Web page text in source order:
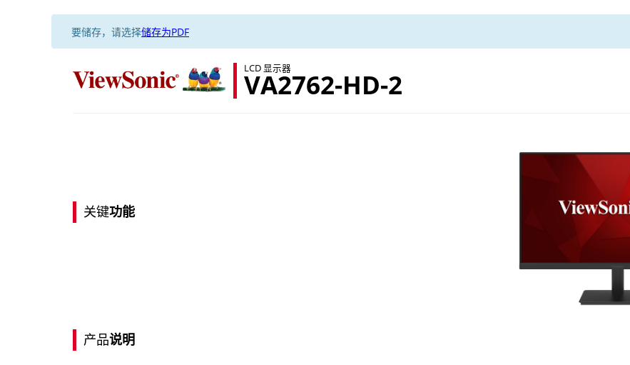
要储存，请选择储存为PDF
LCD 显示器
VA2762-HD-2
关键功能
产品说明